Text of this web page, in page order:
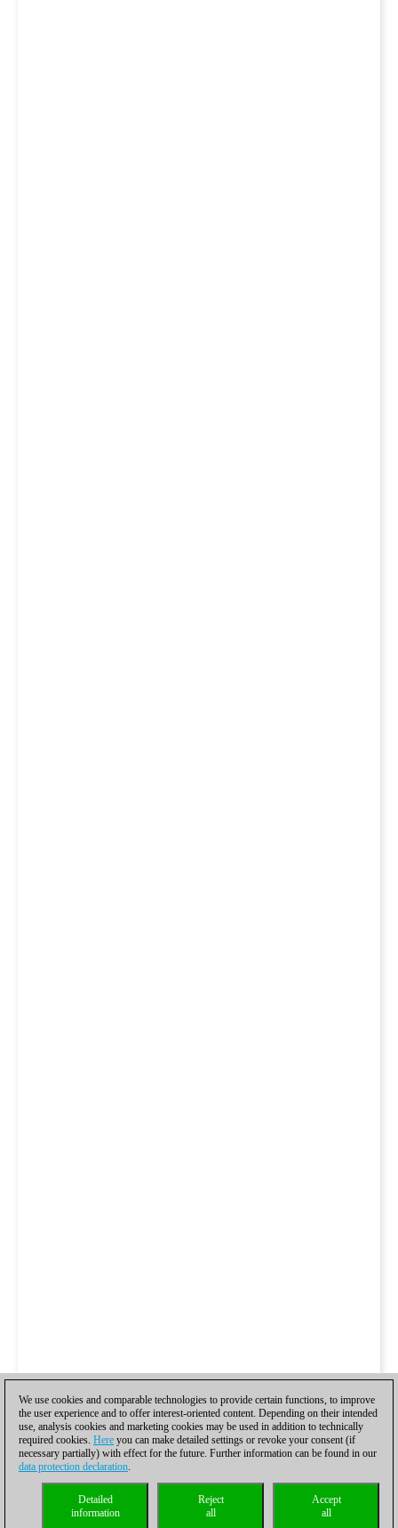
We use cookies and comparable technologies to provide certain functions, to improve
the user experience and to offer interest-oriented content. Depending on their intended
use, analysis cookies and marketing cookies may be used in addition to technically
required cookies. Here you can make detailed settings or revoke your consent (if
necessary partially) with effect for the future. Further information can be found in our
data protection declaration.
Accept
all
Reject
all
Detailed
information